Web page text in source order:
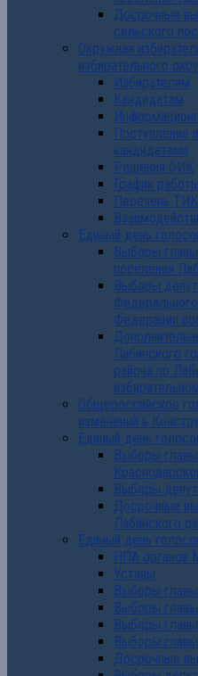
Досрочные
сельского
Окружная
избирательного
Избирателям
Кандидатам
Поступление
кандидатами
Решения ОИК
График
Перечень
Единый день
Выборы
поселения
Выборы
Федерации
Лабинского
района по
Общероссийское
изменений в
Единый день
Выборы
Выборы
Досрочные
Лабинского
Единый день
НПА органов
Уставы
Выборы
Выборы
Выборы
Выборы
Досрочные